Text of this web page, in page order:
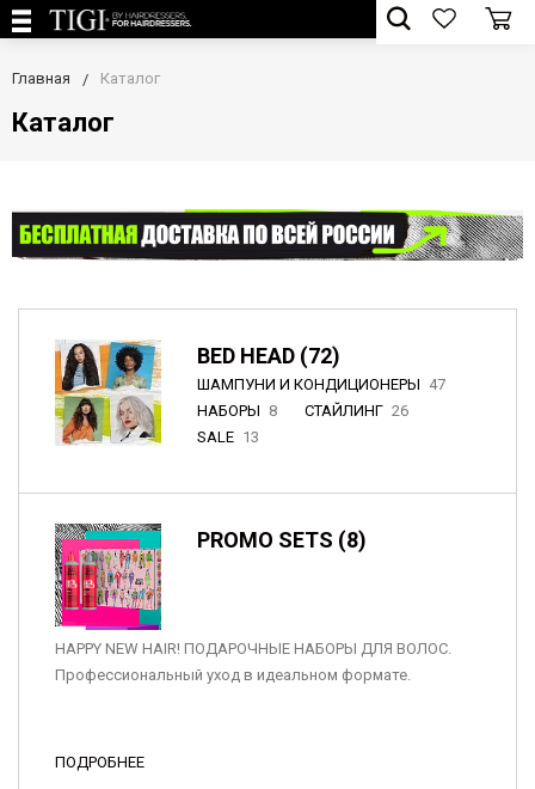
Главная Каталог
Каталог
BED HEAD (72)
ШАМПУНИ И КОНДИЦИОНЕРЫ 47
НАБОРЫ 8 СТАЙЛИНГ 26
SALE 13
PROMO SETS (8)
HAPPY NEW HAIR! ПОДАРОЧНЫЕ НАБОРЫ ДЛЯ ВОЛОС.
Профессиональный уход в идеальном формате.
ПОДРОБНЕЕ